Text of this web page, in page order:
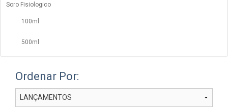
Soro Fisiologico
100ml
500ml
Ordenar Por: